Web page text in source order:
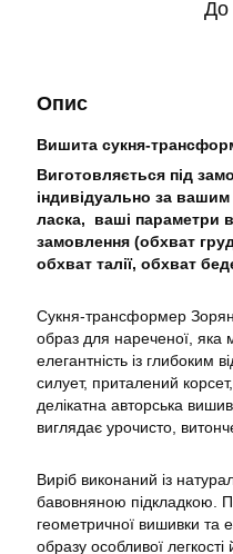
До
Опис
Вишита сукня-
Виготовляється під
індивідуально за
ласка, ваші параметри
замовлення (обхват
обхват талії, обхват
Сукня-трансформер
образ для нареченої, яка
елегантність із глибоким
силует, приталений
делікатна авторська
виглядає урочисто,
Виріб виконаний із
бавовняною підкладкою.
геометричної вишивки та
образу особливої